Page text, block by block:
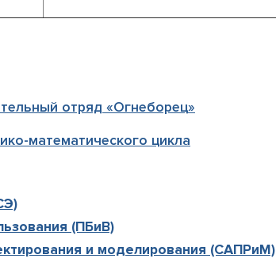
отряд «Огнеборец»
математического цикла
(ПБиВ)
и моделирования (САПРиМ)